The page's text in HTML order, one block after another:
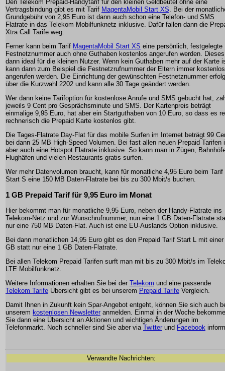
Den Telekom Prepaid-Handytarif für den kleinen Geldbeutel ohne eine
Vertragsbindung gibt es mit Tarif MagentaMobil Start XS . Bei der
Grundgebühr von 2,95 Euro ist dann auch schon eine Telefon- und SMS
Flatrate in das Telekom Mobilfunknetz inklusive. Dafür fallen dann die
Xtra Call Tarife weg.
Ferner kann beim Tarif MagentaMobil Start XS eine persönlich, festgelegte
Festnetznummer auch ohne Guthaben kostenlos angerufen werden.
dann ideal für die kleinen Nutzer. Wenn kein Guthaben mehr auf der Karte
kann dann zum Beispiel die Festnetzrufnummer der Eltern immer kostenlos
angerufen werden. Die Einrichtung der gewünschten Festnetznummer
über die Kurzwahl 2202 und kann alle 30 Tage geändert werden.
Wer dann keine Tarifoption für kostenlose Anrufe und SMS gebucht hat,
jeweils 9 Cent pro Gesprächsminute und SMS. Der Kartenpreis beträgt
einmalige 9,95 Euro, hat aber ein Startguthaben von 10 Euro, so dass es
rechnerisch die Prepaid Karte kostenlos gibt.
Die Tages-Flatrate Day-Flat für das mobile Surfen im Internet beträgt 99
bei dann 25 MB High-Speed Volumen. Bei fast allen neuen Prepaid Tarifen
aber auch eine Hotspot Flatrate inklusive. So kann man in Zügen,
Flughäfen und vielen Restaurants gratis surfen.
Wer mehr Datenvolumen braucht, kann für monatliche 4,95 Euro beim Tarif
Start S eine 150 MB Daten-Flatrate bei bis zu 300 Mbit/s buchen.
1 GB Prepaid Tarif für 9,95 Euro im Monat
Hier bekommt man für monatliche 9,95 Euro, neben der Handy-Flatrate ins
Telekom-Netz und zur Wunschrufnummer, nun eine 1 GB Daten-Flatrate
nur eine 750 MB Daten-Flat. Auch ist eine EU-Auslands Option inklusive.
Bei dann monatlichen 14,95 Euro gibt es den Prepaid Tarif Start L mit einer
GB statt nur eine 1 GB Daten-Flatrate.
Bei allen Telekom Prepaid Tarifen surft man mit bis zu 300 Mbit/s im
LTE Mobilfunknetz.
Weitere Informationen erhalten Sie bei der Telekom und eine passende
Telekom Tarife Übersicht gibt es bei unserem Prepaid Tarife Vergleich.
Damit Ihnen in Zukunft kein Spar-Angebot entgeht, können Sie sich auch
unserem kostenlosen Newsletter anmelden. Einmal in der Woche
Sie dann eine Übersicht an Aktionen und wichtigen Änderungen im
Telefonmarkt. Noch schneller sind Sie aber via Twitter und Facebook
Verwandte Nachrichten: